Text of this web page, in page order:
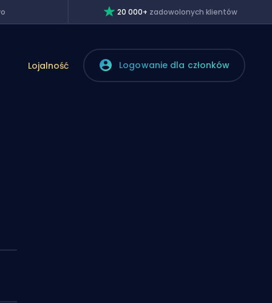
20 000+ zadowolonych klientów
Lojalność Logowanie dla członków